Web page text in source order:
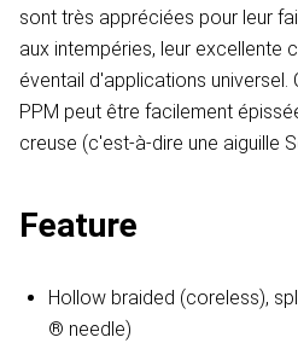
sont très appréciées pour leur
aux intempéries, leur excellente
éventail d'applications universel.
PPM peut être facilement
creuse (c'est-à-dire une aiguille
Feature
Hollow braided (coreless),
® needle)